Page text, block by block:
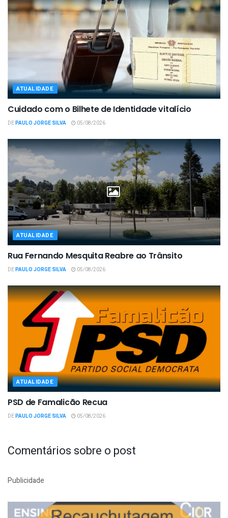
ATUALIDADE
Cuidado com o Bilhete de Identidade vitalício
DEPAULO JORGE SILVA 05/08/2026
ATUALIDADE
Rua Fernando Mesquita Reabre ao Trânsito
DEPAULO JORGE SILVA 05/08/2026
ATUALIDADE
PSD de Famalicão Recua
DEPAULO JORGE SILVA 05/08/2026
Comentários sobre o post
Publicidade